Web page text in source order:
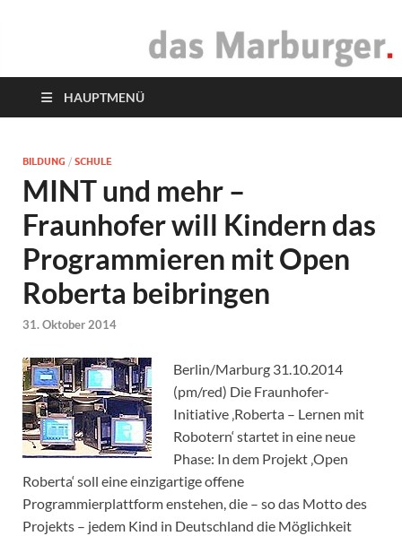
das Marburger.
HAUPTMENÜ
BILDUNG / SCHULE
MINT und mehr –
Fraunhofer will Kindern das
Programmieren mit Open
Roberta beibringen
31. Oktober 2014
Berlin/Marburg 31.10.2014
(pm/red) Die Fraunhofer-
Initiative ‚Roberta – Lernen mit
Robotern‘ startet in eine neue
Phase: In dem Projekt ‚Open
Roberta‘ soll eine einzigartige offene
Programmierplattform enstehen, die – so das Motto des
Projekts – jedem Kind in Deutschland die Möglichkeit